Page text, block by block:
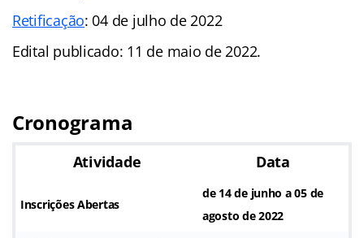
Retificação: 04 de julho de 2022
Edital publicado: 11 de maio de 2022.
Cronograma
Atividade Data
Inscrições Abertas
de 14 de junho a 05 de
agosto de 2022